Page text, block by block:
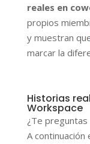
reales en
propios
y muestran
marcar la
Historias
Workspace
¿Te
A